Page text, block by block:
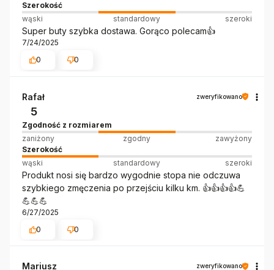
Szerokość
wąski
standardowy szeroki
Super buty szybka dostawa. Gorąco polecam👍️
7/24/2025
0
0
Rafał zweryfikowano
5
Zgodność z rozmiarem
zaniżony
zgodny
zawyżony
Szerokość
wąski
standardowy szeroki
Produkt nosi się bardzo wygodnie stopa nie odczuwa
szybkiego zmęczenia po przejściu kilku km. 👍️👍️👍️👍️💪
💪💪💪
6/27/2025
0
0
Mariusz zweryfikowano